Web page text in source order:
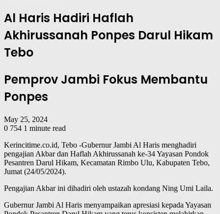
Al Haris Hadiri Haflah
Akhirussanah Ponpes Darul Hikam
Tebo
Pemprov Jambi Fokus Membantu
Ponpes
May 25, 2024
0 754 1 minute read
Kerincitime.co.id, Tebo -Gubernur Jambi Al Haris menghadiri
pengajian Akbar dan Haflah Akhirussanah ke-34 Yayasan Pondok
Pesantren Darul Hikam, Kecamatan Rimbo Ulu, Kabupaten Tebo,
Jumat (24/05/2024).
Pengajian Akbar ini dihadiri oleh ustazah kondang Ning Umi Laila.
Gubernur Jambi Al Haris menyampaikan apresiasi kepada Yayasan